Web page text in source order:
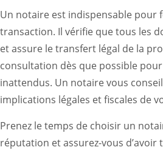
Un notaire est indispensable pour
transaction. Il vérifie que tous les
et assure le transfert légal de la
consultation dès que possible
inattendus. Un notaire vous
implications légales et fiscales de
Prenez le temps de choisir un
réputation et assurez-vous d’avoir